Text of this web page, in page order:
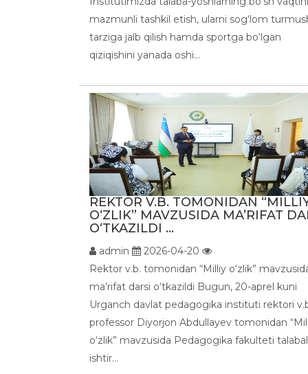
mazmunli tashkil etish, ularni sog‘lom
tarziga jalb qilish hamda sportga bo‘lgan
qiziqishini yanada oshi...
REKTOR V.B. TOMONIDAN
O‘ZLIK” MAVZUSIDA MA’RIFAT
O‘TKAZILDI ...
admin
2026-04-20
Rektor v.b. tomonidan “Milliy o‘zlik”
ma’rifat darsi o‘tkazildi Bugun, 20-aprel kuni
Urganch davlat pedagogika instituti rektori
professor Diyorjon Abdullayev tomonidan
o‘zlik” mavzusida Pedagogika fakulteti
ishtir...